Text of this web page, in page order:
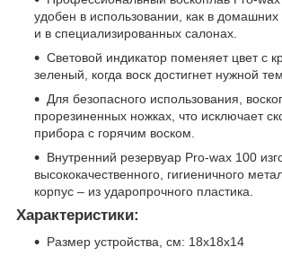
удобен в использовании, как в домашних
и в специализированных салонах.
Световой индикатор поменяет цвет с
зеленый, когда воск достигнет нужной
Для безопасного использования,
прорезиненных ножках, что исключает
прибора с горячим воском.
Внутренний резервуар Pro-wax 100
высококачественного, гигиеничного
корпус – из ударопрочного пластика.
Характеристики:
Размер устройства, см: 18х18х14